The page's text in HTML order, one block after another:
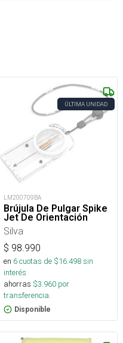
ÚLTIMA UNIDAD
LM200709BA
Brújula De Pulgar Spike
Jet De Orientación
Silva
$ 98.990
en 6cuotas de $16.498sin
interés
ahorras $3.960 por
transferencia.
Disponible